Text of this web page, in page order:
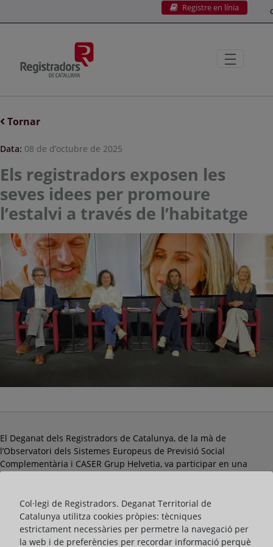
Registre en línia
Tornar
Data: 08 de d’octubre de 2025
Els registradors exposen les
seves idees per promoure
l’estalvi a través de l’habitatge
El Deganat dels Registradors de Catalunya, de la mà de
l’Observatori dels Sistemes Europeus de Previsió Social
Complementària i CASER Grup Helvetia, va participar en una
trobada a Barcelona que va reunir experts per analitzar com
una palanca d’estalvi i estabilitat econòmica durant la jubilació.
En el marc d’un acte en format tertúlia, els ponents van subratllar
que una esperança de vida més elevada afecta la manera com es
Col·legi de Registradors. Deganat Territorial de
Catalunya utilitza cookies pròpies: tècniques
estrictament necessàries per permetre la navegació per
la web i de preferències per recordar informació perquè